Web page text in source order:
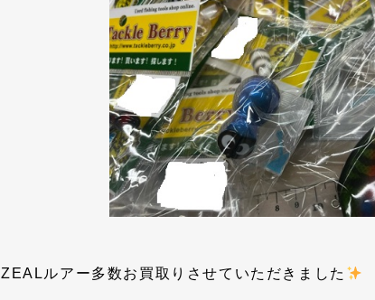
ZEALルアー多数お買取りさせていただきました